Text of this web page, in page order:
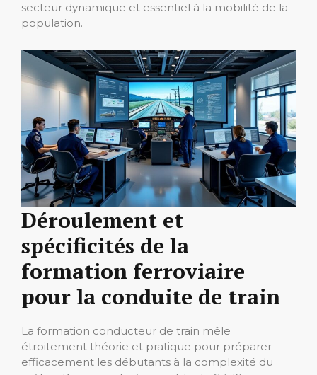
secteur dynamique et essentiel à la mobilité de la
population.
Déroulement et
spécificités de la
formation ferroviaire
pour la conduite de train
La formation conducteur de train mêle
étroitement théorie et pratique pour préparer
efficacement les débutants à la complexité du